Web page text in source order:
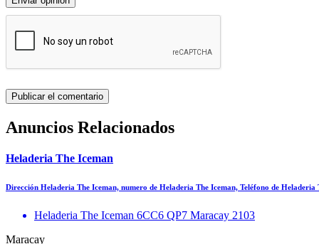
Anuncios Relacionados
Heladeria The Iceman
Dirección Heladeria The Iceman, numero de Heladeria The Iceman, Teléfono de
Heladeria The Iceman 6CC6 QP7 Maracay 2103
Maracay